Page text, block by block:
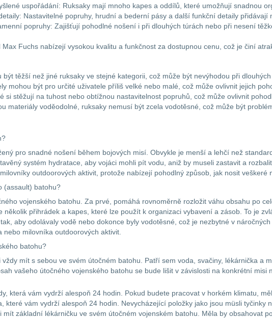
uspořádání: Ruksaky mají mnoho kapes a oddílů, které umožňují snadnou
Nastavitelné popruhy, hrudní a bederní pásy a další funkční detaily přidávají
popruhy: Zajišťují pohodlné nošení i při dlouhých túrách nebo při nesení
Fuchs nabízejí vysokou kvalitu a funkčnost za dostupnou cenu, což je činí
být těžší než jiné ruksaky ve stejné kategorii, což může být nevýhodou při
mohou být pro určité uživatele příliš velké nebo malé, což může ovlivnit jejich
si stěžují na tuhost nebo obtížnou nastavitelnost popruhů, což může ovlivnit
materiály voděodolné, ruksaky nemusí být zcela vodotěsné, což může být
pro snadné nošení během bojových misí. Obvykle je menší a lehčí než
systém hydratace, aby vojáci mohli pít vodu, aniž by museli zastavit a
outdoorových aktivit, protože nabízejí pohodlný způsob, jak nosit veškeré
(assault) batohu?
vojenského batohu. Za prvé, pomáhá rovnoměrně rozložit váhu obsahu po
několik přihrádek a kapes, které lze použít k organizaci vybavení a zásob. To je
aby odolávaly vodě nebo dokonce byly vodotěsné, což je nezbytné v
milovníka outdoorových aktivit.
batohu?
mít s sebou ve svém útočném batohu. Patří sem voda, svačiny, lékárnička a
vašeho útočného vojenského batohu se bude lišit v závislosti na konkrétní
která vám vydrží alespoň 24 hodin. Pokud budete pracovat v horkém klimatu,
které vám vydrží alespoň 24 hodin. Nevycházející položky jako jsou müsli tyčinky
základní lékárničku ve svém útočném vojenském batohu. Měla by obsahovat